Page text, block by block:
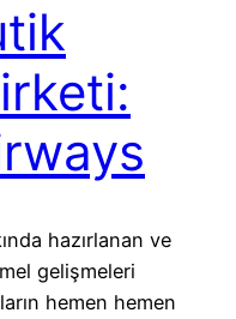
hazırlanan ve
gelişmeleri
hemen hemen